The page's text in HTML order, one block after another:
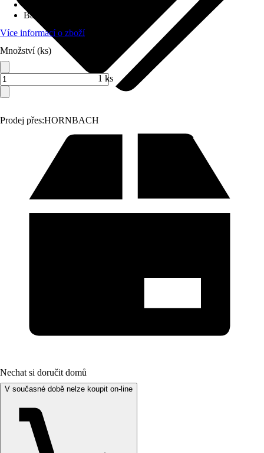
Prodej přes:HORNBACH
Barva světla
Více informací o zboží
Množství (ks)
1 ks
Nechat si doručit domů
V současné době nelze koupit on-line